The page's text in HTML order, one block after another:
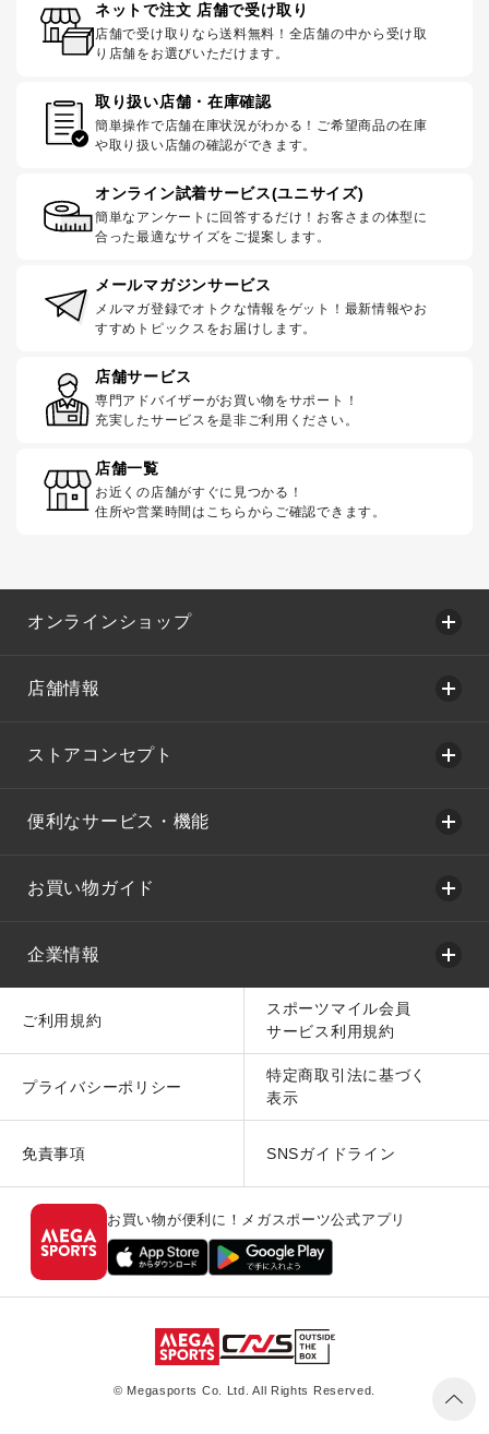
ネットで注文 店舗で受け取り
店舗で受け取りなら送料無料！全店舗の中から受け取
り店舗をお選びいただけます。
取り扱い店舗・在庫確認
簡単操作で店舗在庫状況がわかる！ご希望商品の在庫
や取り扱い店舗の確認ができます。
オンライン試着サービス(ユニサイズ)
簡単なアンケートに回答するだけ！お客さまの体型に
合った最適なサイズをご提案します。
メールマガジンサービス
メルマガ登録でオトクな情報をゲット！最新情報やお
すすめトピックスをお届けします。
店舗サービス
専門アドバイザーがお買い物をサポート！
充実したサービスを是非ご利用ください。
店舗一覧
お近くの店舗がすぐに見つかる！
住所や営業時間はこちらからご確認できます。
オンラインショップ
店舗情報
ストアコンセプト
便利なサービス・機能
お買い物ガイド
企業情報
ご利用規約
スポーツマイル会員
サービス利用規約
プライバシーポリシー
特定商取引法に基づく
表示
免責事項 SNSガイドライン
お買い物が便利に！メガスポーツ公式アプリ
© Megasports Co. Ltd. All Rights Reserved.